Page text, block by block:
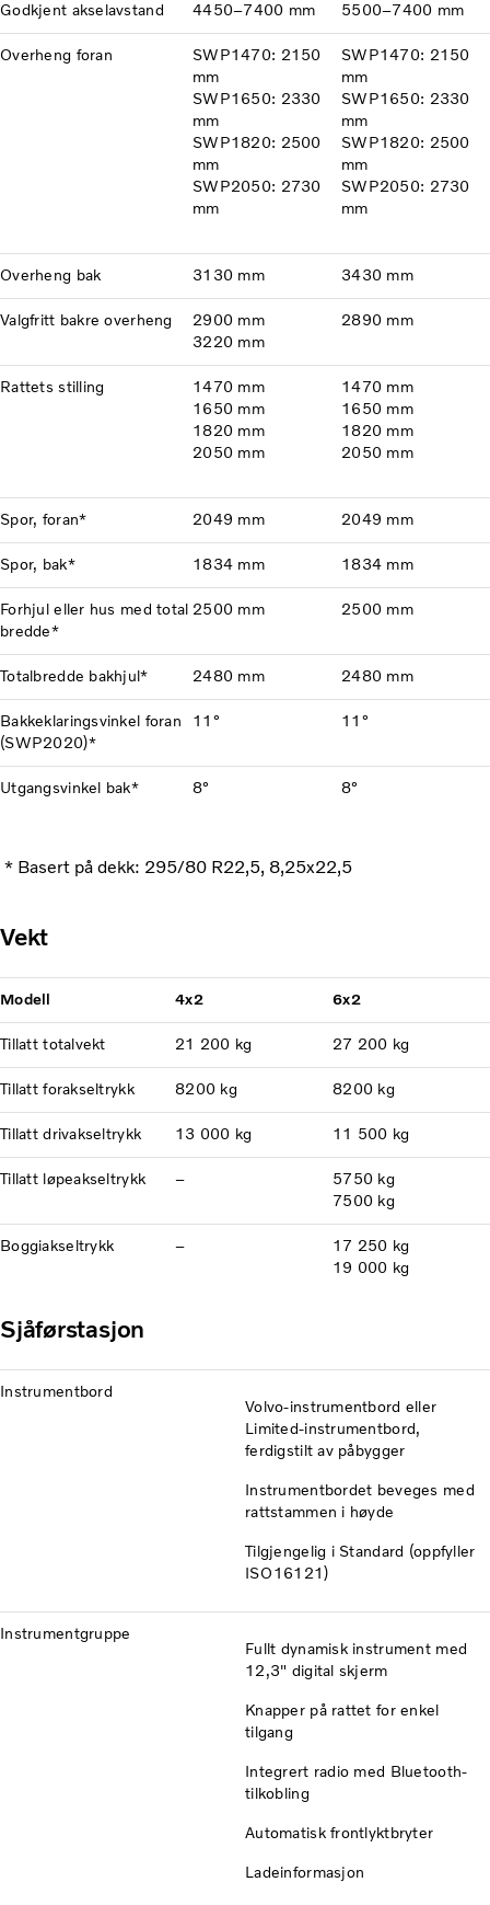
Godkjent akselavstand 4450–7400 mm 5500–7400 mm
Overheng foran
SWP1470: 2150
mm
SWP1650: 2330
mm
SWP1820: 2500
mm
SWP2050: 2730
mm
SWP1470: 2150
mm
SWP1650: 2330
mm
SWP1820: 2500
mm
SWP2050: 2730
mm
Overheng bak 3130 mm 3430 mm
Valgfritt bakre overheng
2900 mm
3220 mm
2890 mm
Rattets stilling
1470 mm
1650 mm
1820 mm
2050 mm
1470 mm
1650 mm
1820 mm
2050 mm
Spor, foran* 2049 mm 2049 mm
Spor, bak* 1834 mm 1834 mm
Forhjul eller hus med total
bredde*
2500 mm 2500 mm
Totalbredde bakhjul* 2480 mm 2480 mm
Bakkeklaringsvinkel foran
(SWP2020)*
11° 11°
Utgangsvinkel bak* 8° 8°
* Basert på dekk: 295/80 R22,5, 8,25x22,5
Vekt
Modell 4x2 6x2
Tillatt totalvekt 21 200 kg 27 200 kg
Tillatt forakseltrykk 8200 kg 8200 kg
Tillatt drivakseltrykk 13 000 kg 11 500 kg
Tillatt løpeakseltrykk –
5750 kg
7500 kg
Boggiakseltrykk –
17 250 kg
19 000 kg
Sjåførstasjon
Instrumentbord
Volvo-instrumentbord eller
Limited-instrumentbord,
ferdigstilt av påbygger
Instrumentbordet beveges med
rattstammen i høyde
Tilgjengelig i Standard (oppfyller
ISO16121)
Instrumentgruppe
Fullt dynamisk instrument med
12,3" digital skjerm
Knapper på rattet for enkel
tilgang
Integrert radio med Bluetooth-
tilkobling
Automatisk frontlyktbryter
Ladeinformasjon